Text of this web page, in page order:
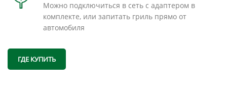
Можно подключиться в сеть с адаптером в
комплекте, или запитать гриль прямо от
автомобиля
ГДЕ КУПИТЬ